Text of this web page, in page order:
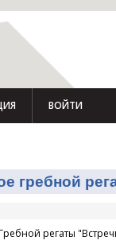
ВОЙТИ
гребной
регаты